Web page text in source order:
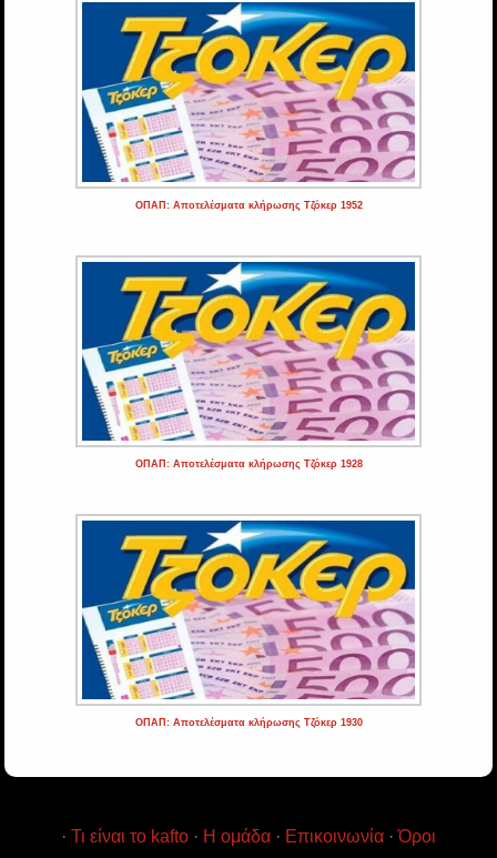
ΟΠΑΠ: Αποτελέσματα κλήρωσης Τζόκερ 1952
ΟΠΑΠ: Αποτελέσματα κλήρωσης Τζόκερ 1928
ΟΠΑΠ: Αποτελέσματα κλήρωσης Τζόκερ 1930
· Τι είναι το kafto · Η ομάδα · Επικοινωνία ·Όροι